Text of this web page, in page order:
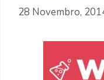
28 Novembro,